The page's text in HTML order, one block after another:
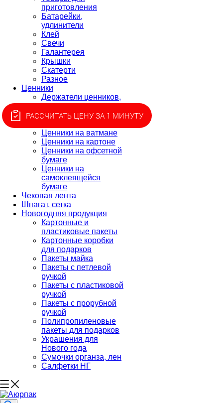
приготовления
Батарейки,
удлинители
Клей
Свечи
Галантерея
Крышки
Скатерти
Разное
Ценники
Держатели ценников,
монетницы
Ценники для этикет-
Ценники на ватмане
Ценники на картоне
Ценники на офсетной
бумаге
Ценники на
самоклеящейся
бумаге
Чековая лента
Шпагат, сетка
Новогодняя продукция
Картонные и
пластиковые пакеты
Картонные коробки
для подарков
Пакеты майка
Пакеты с петлевой
ручкой
Пакеты с пластиковой
ручкой
Пакеты с прорубной
ручкой
Полипропиленовые
пакеты для подарков
Украшения для
Нового года
Сумочки органза, лен
Салфетки НГ
РАССЧИТАТЬ ЦЕНУ ЗА 1 МИНУТУ